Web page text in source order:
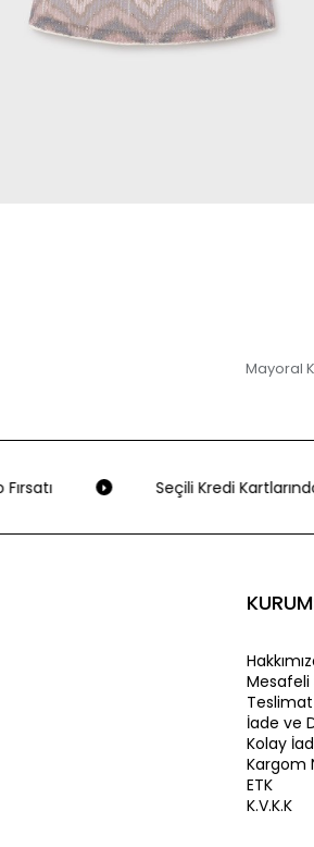
Mayoral
Seçili Kredi
Mesafeli
Teslimat
İade ve
Kolay
Kargom
ETK
K.V.K.K